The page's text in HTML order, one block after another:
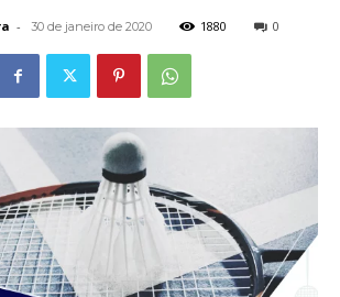
- 30 de janeiro de 2020 1880 0